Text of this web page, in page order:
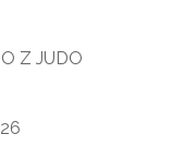
Z JUDO